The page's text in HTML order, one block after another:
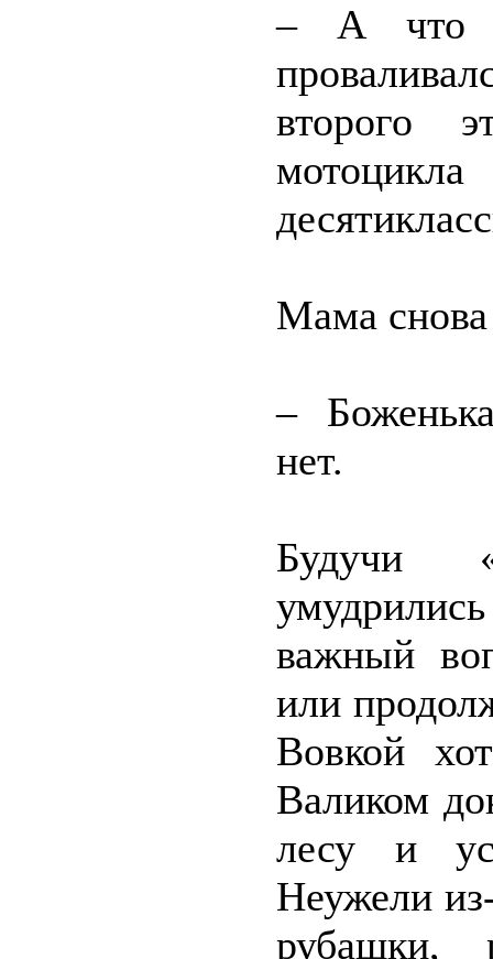
– А что
второго
Мама снова
–
нет.
Будучи
важный
или
Вовкой
Валиком
лесу и
Неужели
рубашки,